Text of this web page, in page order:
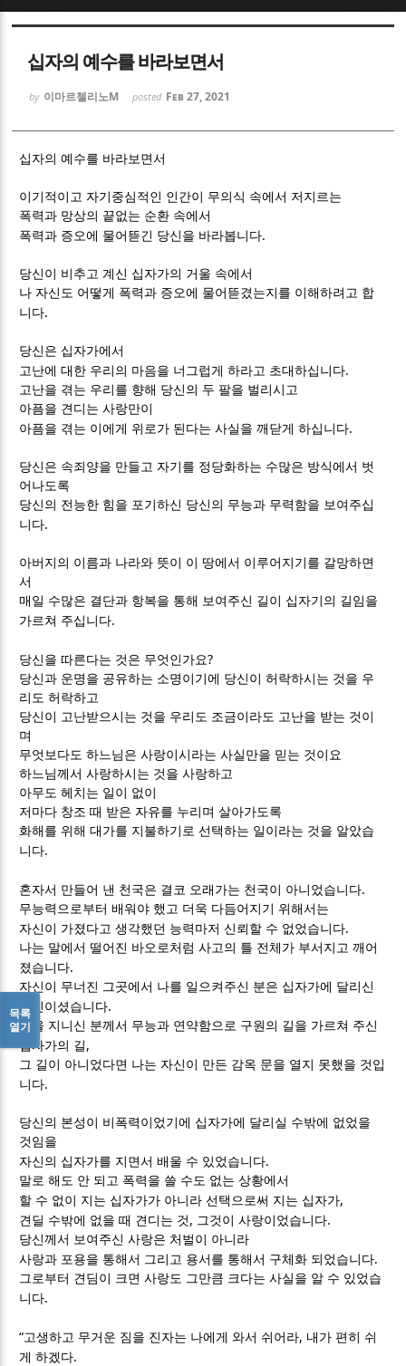
십자의 예수를 바라보면서
by 이마르첼리노M posted Feb 27, 2021
십자의 예수를 바라보면서
이기적이고 자기중심적인 인간이 무의식 속에서 저지르는
폭력과 망상의 끝없는 순환 속에서
폭력과 증오에 물어뜯긴 당신을 바라봅니다.
당신이 비추고 계신 십자가의 거울 속에서
나 자신도 어떻게 폭력과 증오에 물어뜯겼는지를 이해하려고 합
니다.
당신은 십자가에서
고난에 대한 우리의 마음을 너그럽게 하라고 초대하십니다.
고난을 겪는 우리를 향해 당신의 두 팔을 벌리시고
아픔을 견디는 사랑만이
아픔을 겪는 이에게 위로가 된다는 사실을 깨닫게 하십니다.
당신은 속죄양을 만들고 자기를 정당화하는 수많은 방식에서 벗
어나도록
당신의 전능한 힘을 포기하신 당신의 무능과 무력함을 보여주십
니다.
아버지의 이름과 나라와 뜻이 이 땅에서 이루어지기를 갈망하면
서
매일 수많은 결단과 항복을 통해 보여주신 길이 십자기의 길임을
가르쳐 주십니다.
당신을 따른다는 것은 무엇인가요?
당신과 운명을 공유하는 소명이기에 당신이 허락하시는 것을 우
리도 허락하고
당신이 고난받으시는 것을 우리도 조금이라도 고난을 받는 것이
며
무엇보다도 하느님은 사랑이시라는 사실만을 믿는 것이요
하느님께서 사랑하시는 것을 사랑하고
아무도 헤치는 일이 없이
저마다 창조 때 받은 자유를 누리며 살아가도록
화해를 위해 대가를 지불하기로 선택하는 일이라는 것을 알았습
니다.
혼자서 만들어 낸 천국은 결코 오래가는 천국이 아니었습니다.
무능력으로부터 배워야 했고 더욱 다듬어지기 위해서는
자신이 가졌다고 생각했던 능력마저 신뢰할 수 없었습니다.
나는 말에서 떨어진 바오로처럼 사고의 틀 전체가 부서지고 깨어
졌습니다.
자신이 무너진 그곳에서 나를 일으켜주신 분은 십자가에 달리신
당신이셨습니다.
힘을 지니신 분께서 무능과 연약함으로 구원의 길을 가르쳐 주신
십자가의 길 ,
그 길이 아니었다면 나는 자신이 만든 감옥 문을 열지 못했을 것입
니다.
당신의 본성이 비폭력이었기에 십자가에 달리실 수밖에 없었을
것임을
자신의 십자가를 지면서 배울 수 있었습니다.
말로 해도 안 되고 폭력을 쓸 수도 없는 상황에서
할 수 없이 지는 십자가가 아니라 선택으로써 지는 십자가,
견딜 수밖에 없을 때 견디는 것 , 그것이 사랑이었습니다.
당신께서 보여주신 사랑은 처벌이 아니라
사랑과 포용을 통해서 그리고 용서를 통해서 구체화 되었습니다.
그로부터 견딤이 크면 사랑도 그만큼 크다는 사실을 알 수 있었습
니다.
“고생하고 무거운 짐을 진자는 나에게 와서 쉬어라, 내가 편히 쉬
게 하겠다.
목록
열기
Sketchbook5, 스케치북5
Sketchbook5, 스케치북5
Sketchbook5, 스케치북5
Sketchbook5, 스케치북5